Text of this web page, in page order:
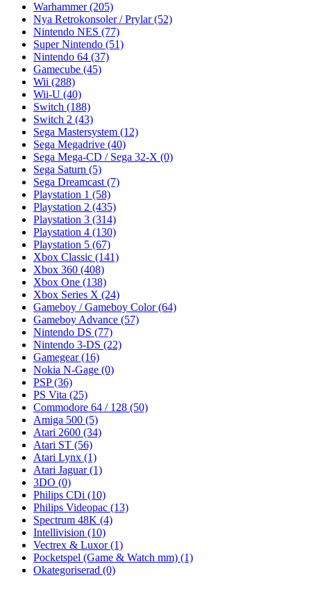
Warhammer(205)
Nya Retrokonsoler / Prylar(52)
Nintendo NES (77)
Super Nintendo (51)
Nintendo 64 (37)
Gamecube (45)
Wii (288)
Wii-U (40)
Switch (188)
Switch 2 (43)
Sega Mastersystem (12)
Sega Megadrive (40)
Sega Mega-CD / Sega 32-X (0)
Sega Saturn (5)
Sega Dreamcast (7)
Playstation 1 (58)
Playstation 2 (435)
Playstation 3 (314)
Playstation 4 (130)
Playstation 5 (67)
Xbox Classic (141)
Xbox 360 (408)
Xbox One (138)
Xbox Series X (24)
Gameboy / Gameboy Color(64)
Gameboy Advance (57)
Nintendo DS (77)
Nintendo 3-DS (22)
Gamegear(16)
Nokia N-Gage (0)
PSP(36)
PS Vita (25)
Commodore 64 / 128 (50)
Amiga 500 (5)
Atari 2600 (34)
Atari ST (56)
Atari Lynx (1)
Atari Jaguar(1)
3DO (0)
Philips CDi (10)
Philips Videopac (13)
Spectrum 48K (4)
Intellivision (10)
Vectrex & Luxor(1)
Pocketspel (Game & Watch mm) (1)
Okategoriserad (0)